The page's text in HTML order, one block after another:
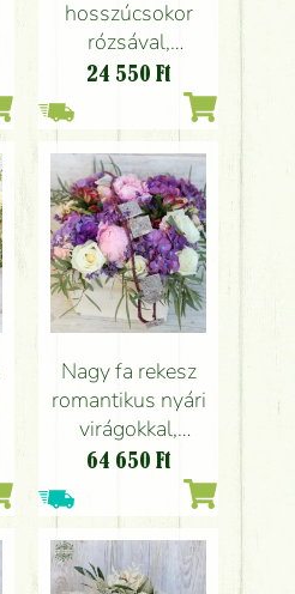
hosszúcsokor
rózsával,
inkaliliommal (11
24 550 Ft
Nagy fa rekesz
romantikus nyári
virágokkal,
hortenziával,
peóniával (20
szál)
64 650 Ft